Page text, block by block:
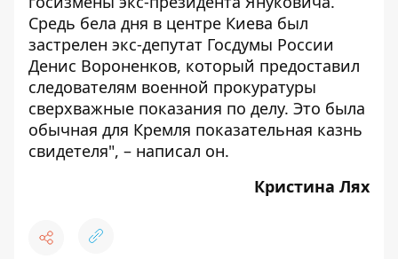
Средь бела дня в центре Киева был
застрелен экс-депутат Госдумы России
Денис Вороненков, который предоставил
следователям военной прокуратуры
сверхважные показания по делу. Это была
обычная для Кремля показательная казнь
свидетеля", – написал он.
Кристина Лях